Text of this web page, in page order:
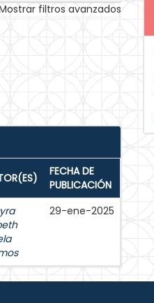
filtros avanzados
FECHA DE
PUBLICACIÓN
29-ene-2025